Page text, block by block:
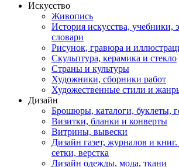
Искусство
Живопись
История искусства, учебники,
словари
Рисунок, гравюра и
Скульптура, керамика и стекло
Страны и культуры
Художники, сборники работ
Художественные стили и
Дизайн
Брошюры, каталоги, буклеты,
Визитки, бланки и конверты
Витрины, вывески
Дизайн газет, журналов и
сетки, верстка
Дизайн одежды, мода, ткани